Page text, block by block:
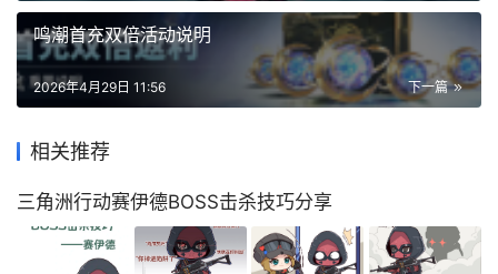
鸣潮首充双倍活动说明
下一篇
2026年4月29日 11:56
相关推荐
三角洲行动赛伊德BOSS击杀技巧分享